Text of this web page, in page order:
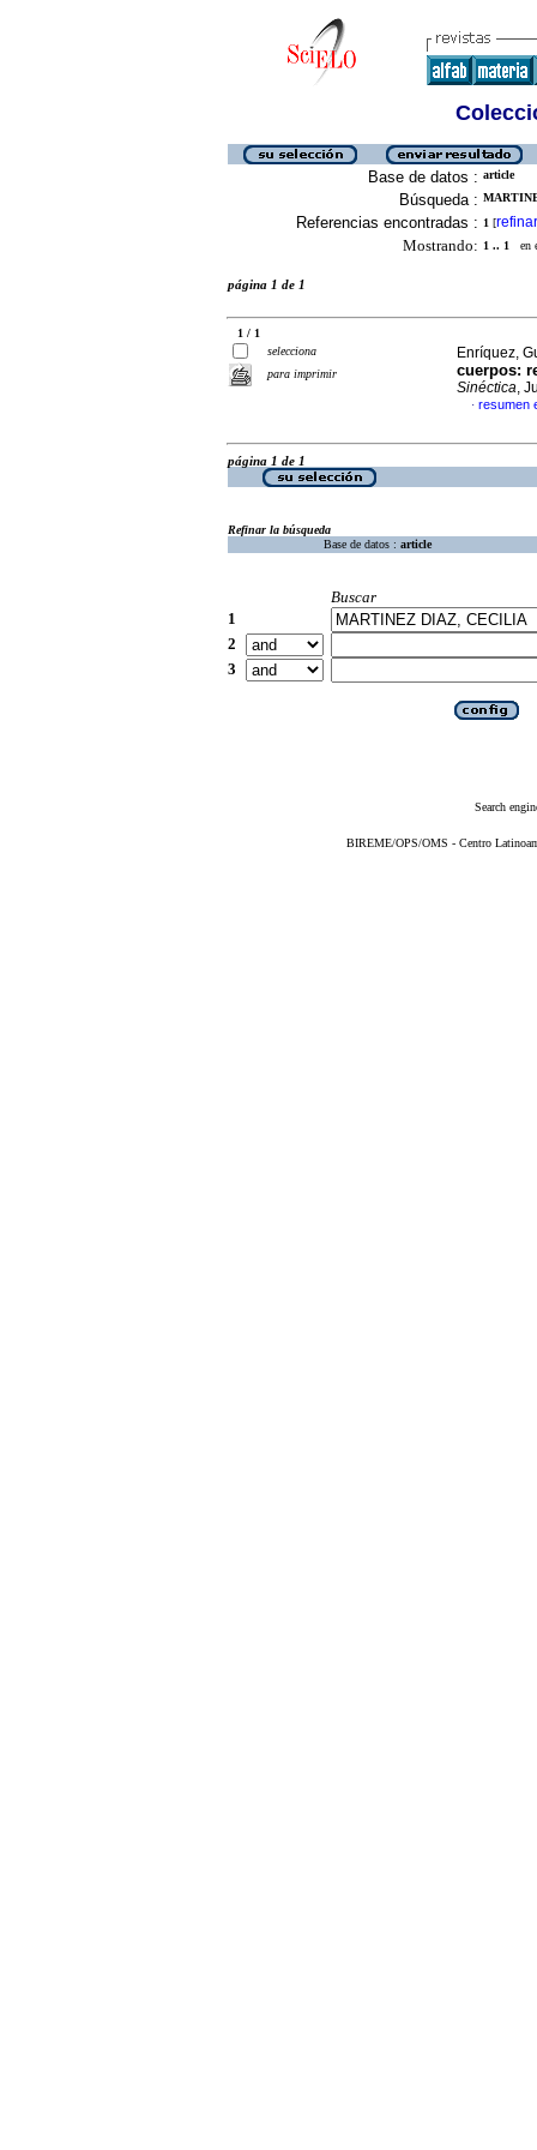
Base de datos : article
Búsqueda :
Referencias encontradas : 1 [refinar
Mostrando: 1 .. 1 en
página 1 de 1
1 / 1
selecciona
para imprimir
Enríquez,
cuerpos:
Sinéctica,
· resumen
página 1 de 1
Refinar la búsqueda
Base de datos : article
Buscar
1
2
3
Search
BIREME/OPS/OMS - Centro